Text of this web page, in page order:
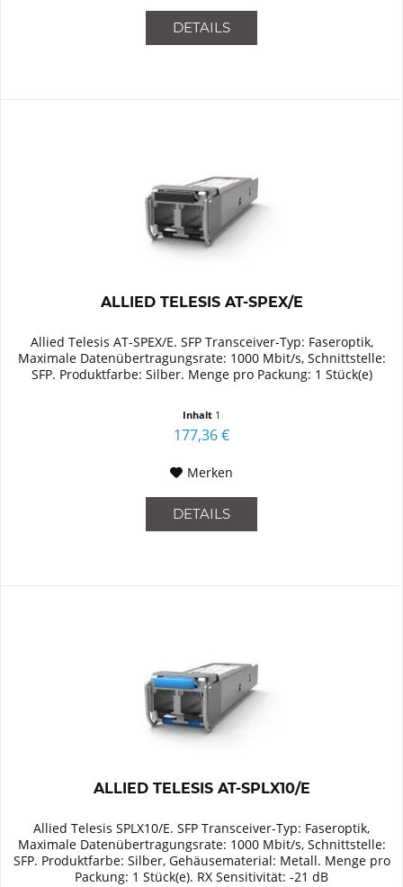
DETAILS
ALLIED TELESIS AT-SPEX/E
Allied Telesis AT-SPEX/E. SFP Transceiver-Typ: Faseroptik,
Maximale Datenübertragungsrate: 1000 Mbit/s, Schnittstelle:
SFP. Produktfarbe: Silber. Menge pro Packung: 1 Stück(e)
Inhalt 1
177,36 €
Merken
DETAILS
ALLIED TELESIS AT-SPLX10/E
Allied Telesis SPLX10/E. SFP Transceiver-Typ: Faseroptik,
Maximale Datenübertragungsrate: 1000 Mbit/s, Schnittstelle:
SFP. Produktfarbe: Silber, Gehäusematerial: Metall. Menge pro
Packung: 1 Stück(e). RX Sensitivität: -21 dB